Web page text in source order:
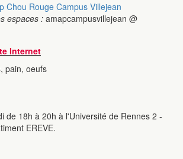
Chou Rouge Campus Villejean
espaces : amapcampusvillejean @
Internet
pain, oeufs
de 18h à 20h à l'Université de Rennes 2 -
EREVE.